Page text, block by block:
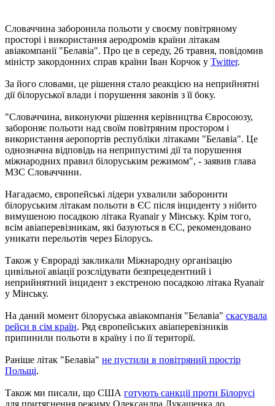
Словаччина заборонила польоти у своєму повітряному
просторі і використання аеродромів країни літакам
авіакомпанії "Белавіа". Про це в середу, 26 травня, повідомив
міністр закордонних справ країни Іван Корчок у Twitter.
За його словами, це рішення стало реакцією на неприйнятні
дії білоруської влади і порушення законів з її боку.
"Словаччина, виконуючи рішення керівництва Євросоюзу,
забороняє польоти над своїм повітряним простором і
використання аеропортів республіки літаками "Белавіа". Це
однозначна відповідь на неприпустимі дії та порушення
міжнародних правил білоруським режимом", - заявив глава
МЗС Словаччини.
Нагадаємо, європейські лідери ухвалили заборонити
білоруським літакам польоти в ЄС після інциденту з нібито
вимушеною посадкою літака Ryanair у Мінську. Крім того,
всім авіаперевізникам, які базуються в ЄС, рекомендовано
уникати перельотів через Білорусь.
Також у Єврораді закликали Міжнародну організацію
цивільної авіації розслідувати безпрецедентний і
неприйнятний інцидент з екстреною посадкою літака Ryanair
у Мінську.
На даний момент білоруська авіакомпанія "Белавіа" скасувала
рейси в сім країн. Ряд європейських авіаперевізників
припинили польоти в країну і по її території.
Раніше літак "Белавіа" не пустили в повітряний простір
Польщі.
Також ми писали, що США готують санкції проти Білорусі
для притягнення режиму Олександра Лукашенка до